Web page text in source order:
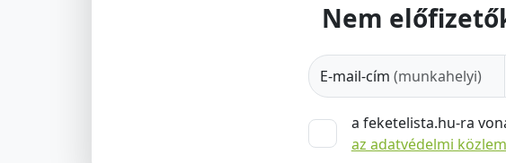
Nem
E-mail-cím (munkahelyi)
a feketelista.hu-ra
az adatvédelmi